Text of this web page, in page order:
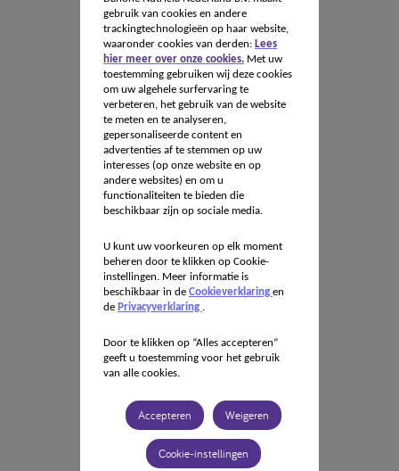
gebruik van cookies en andere
trackingtechnologieën op haar website,
waaronder cookies van derden: Lees
hier meer over onze cookies.Met uw
toestemming gebruiken wij deze cookies
om uw algehele surfervaring te
verbeteren, het gebruik van de website
te meten en te analyseren,
gepersonaliseerde content en
advertenties af te stemmen op uw
interesses (op onze website en op
andere websites) en om u
functionaliteiten te bieden die
beschikbaar zijn op sociale media.
U kunt uw voorkeuren op elk moment
beheren door te klikken op Cookie-
instellingen. Meer informatie is
beschikbaar in de Cookieverklaring en
de Privacyverklaring .
Door te klikken op “Alles accepteren”
geeft u toestemming voor het gebruik
van alle cookies.
Accepteren Weigeren
Cookie-instellingen